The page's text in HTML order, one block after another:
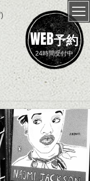
WEB予約
24時間受付中